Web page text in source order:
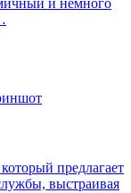
предлагает
выстраивая